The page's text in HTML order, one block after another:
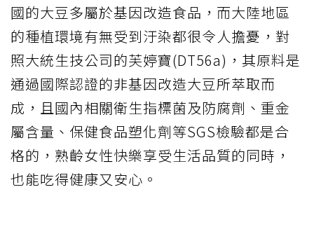
國的大豆多屬於基因改造食品，而大陸地區
的種植環境有無受到汙染都很令人擔憂，對
照大統生技公司的芙婷寶(DT56a)，其原料是
通過國際認證的非基因改造大豆所萃取而
成，且國內相關衛生指標菌及防腐劑、重金
屬含量、保健食品塑化劑等SGS檢驗都是合
格的，熟齡女性快樂享受生活品質的同時，
也能吃得健康又安心。